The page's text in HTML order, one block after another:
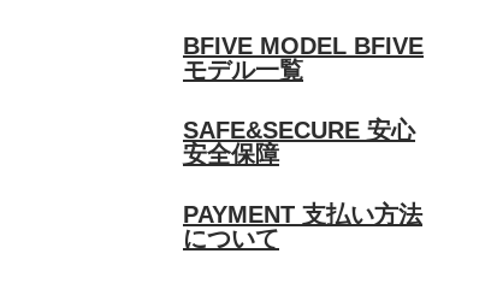
BFIVE MODEL BFIVE
モデル一覧
SAFE&SECURE 安心
安全保障
PAYMENT 支払い方法
について